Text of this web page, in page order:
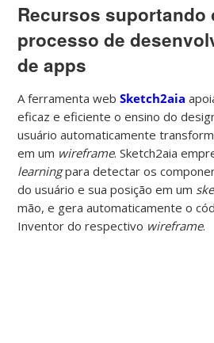
Recursos suportando
processo de
de apps
A ferramenta webSketch2aia
eficaz e eficiente o ensino do
usuário automaticamente
em um wireframe. Sketch2aia
learningpara detectar os
do usuário e sua posição em um
mão, e gera automaticamente o
Inventor do respectivo wireframe.